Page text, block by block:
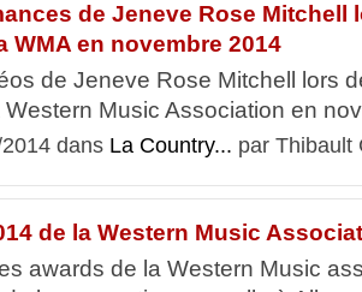
de Jeneve Rose Mitchell
WMA en novembre 2014
de Jeneve Rose Mitchell lors
Western Music Association en
dans La Country... par
de la Western Music
awards de la Western Music